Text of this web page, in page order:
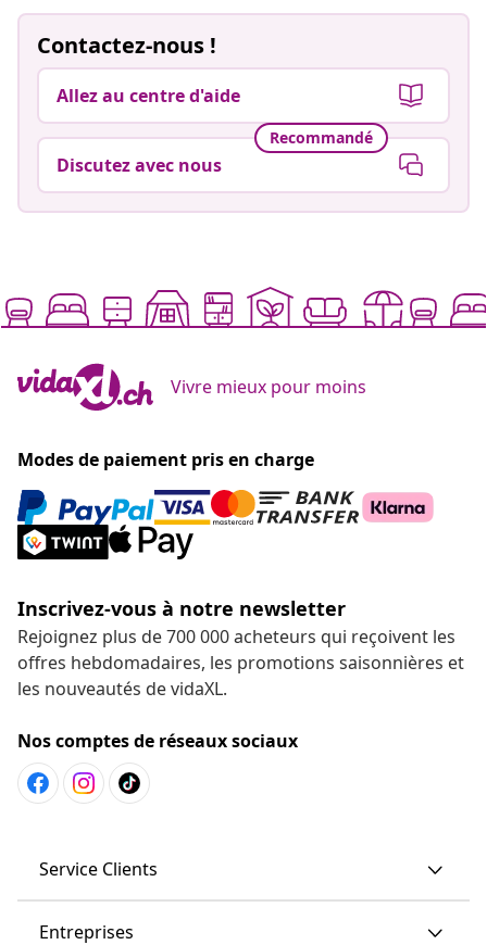
Contactez-nous !
Allez au centre d'aide
Recommandé
Discutez avec nous
Vivre mieux pour moins
Modes de paiement pris en charge
Inscrivez-vous à notre newsletter
Rejoignez plus de 700 000 acheteurs qui reçoivent les
offres hebdomadaires, les promotions saisonnières et
les nouveautés de vidaXL.
Nos comptes de réseaux sociaux
Service Clients
Entreprises